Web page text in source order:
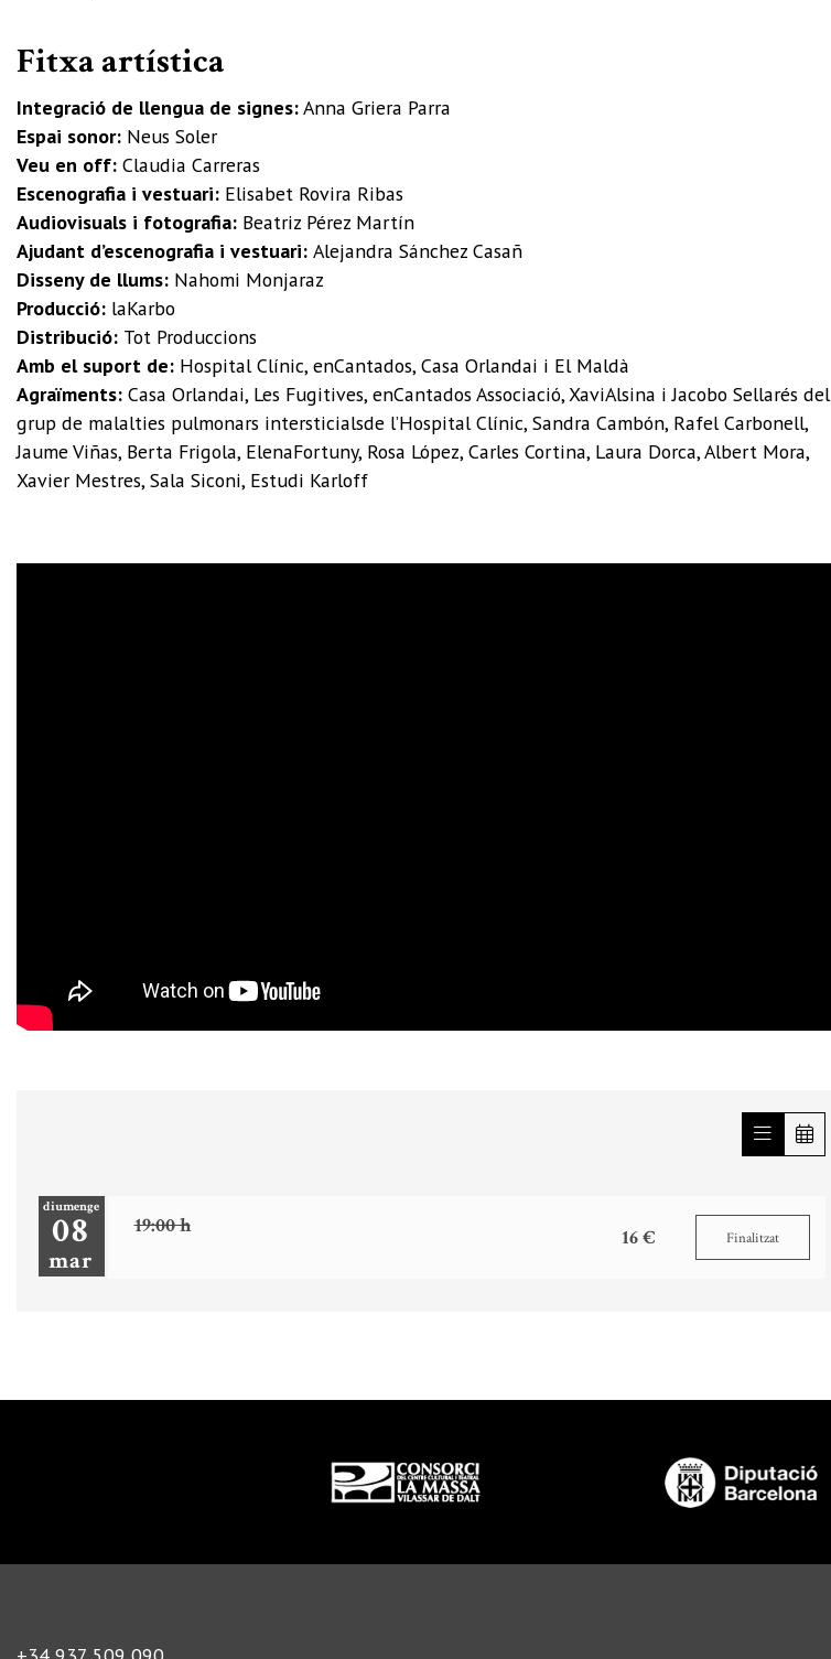
Fitxa artística
Integració de llengua de signes:Anna Griera Parra
Espai sonor: Neus Soler
Veu en off: Claudia Carreras
Escenografia i vestuari: Elisabet Rovira Ribas
Audiovisuals i fotografia: Beatriz Pérez Martín
Ajudant d’escenografia i vestuari: Alejandra Sánchez Casañ
Disseny de llums: Nahomi Monjaraz
Producció: laKarbo
Distribució: Tot Produccions
Amb el suport de: Hospital Clínic, enCantados, Casa Orlandai i El Maldà
Agraïments: Casa Orlandai, Les Fugitives, enCantados Associació, XaviAlsina i Jacobo Sellarés del
grup de malalties pulmonars intersticialsde l’Hospital Clínic, Sandra Cambón, Rafel Carbonell,
Jaume Viñas, Berta Frigola, ElenaFortuny, Rosa López, Carles Cortina, Laura Dorca, Albert Mora,
Xavier Mestres, Sala Siconi, Estudi Karloff
diumenge
08
mar
19:00 h 16 € Finalitzat
Diapositiva 1 de 3